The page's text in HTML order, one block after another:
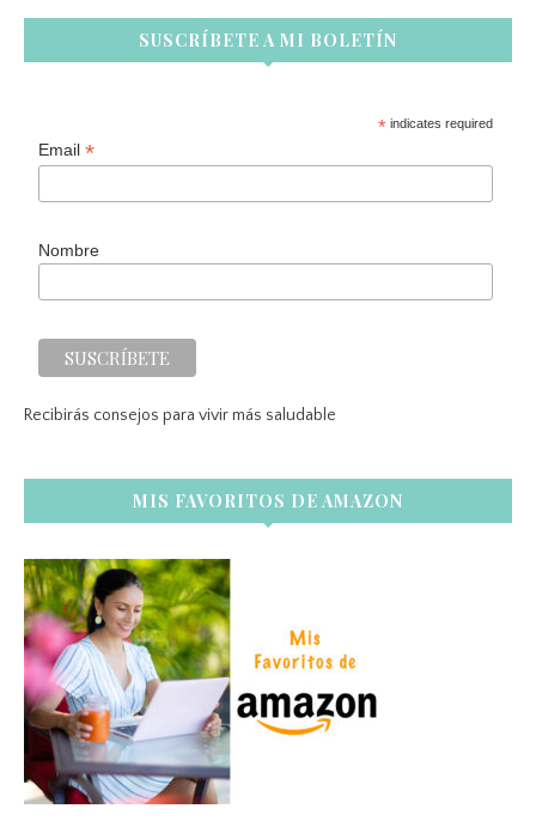
SUSCRÍBETE A MI BOLETÍN
* indicates required
Email*
Nombre
Recibirás consejos para vivir más saludable
MIS FAVORITOS DE AMAZON